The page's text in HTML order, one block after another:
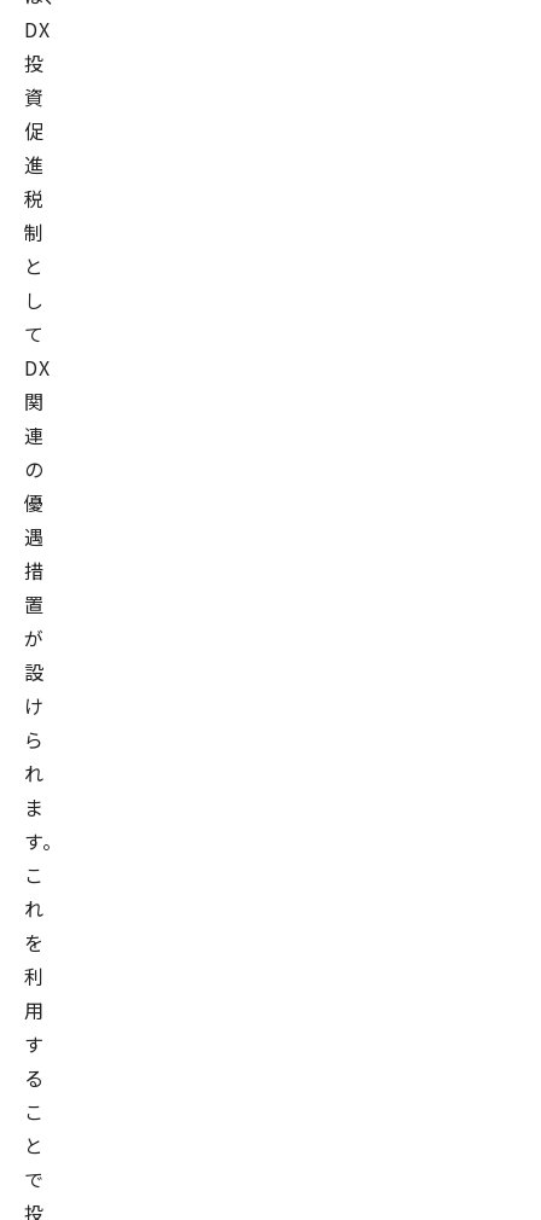
DX
投
資
促
進
税
制
と
し
て
DX
関
連
の
優
遇
措
置
が
設
け
ら
れ
ま
す。
こ
れ
を
利
用
す
る
こ
と
で
投